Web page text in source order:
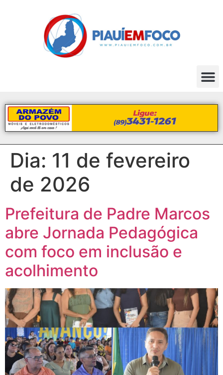
Dia: 11 de fevereiro
de 2026
Prefeitura de Padre Marcos
abre Jornada Pedagógica
com foco em inclusão e
acolhimento